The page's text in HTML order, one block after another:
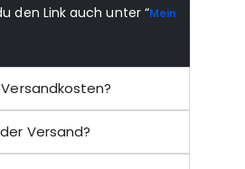
den Link auch unter “Mein
Versand?